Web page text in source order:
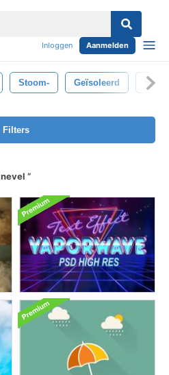
Inloggen Aanmelden
Stoom- Geïsoleerd
Filters
nevel